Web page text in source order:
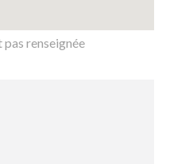
pas renseignée